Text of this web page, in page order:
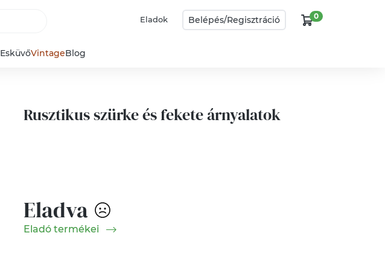
Eladok Belépés/Regisztráció 0
EsküvőVintageBlog
Rusztikus szürke és fekete árnyalatok
Eladva
Eladó termékei